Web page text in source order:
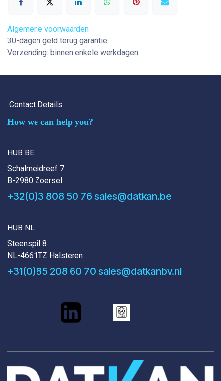
Algemene voorwaarden
30-dagen geld terug garantie
Verzending: binnen enkele werkdagen
Contact Details
How we can help you?
HUB BE
Schalmeidreef 7
B-2980 Zoersel
+32(0)3 808 50 76 sales@datkan.be
HUB NL
Steenspil 8
NL-4661TZ Halsteren
+31(0)85 208 60 70 sales@datkanbv.nl